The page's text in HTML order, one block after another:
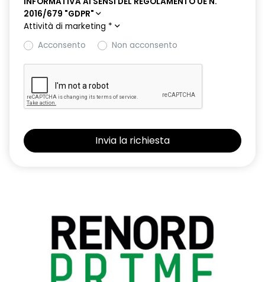
2016/679 "GDPR"
Attività di marketing *
Acconsento
Non acconsento